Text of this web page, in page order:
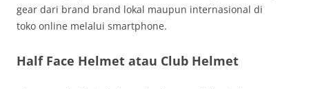
gear dari brand brand lokal maupun internasional di
toko online melalui smartphone.
Half Face Helmet atau Club Helmet